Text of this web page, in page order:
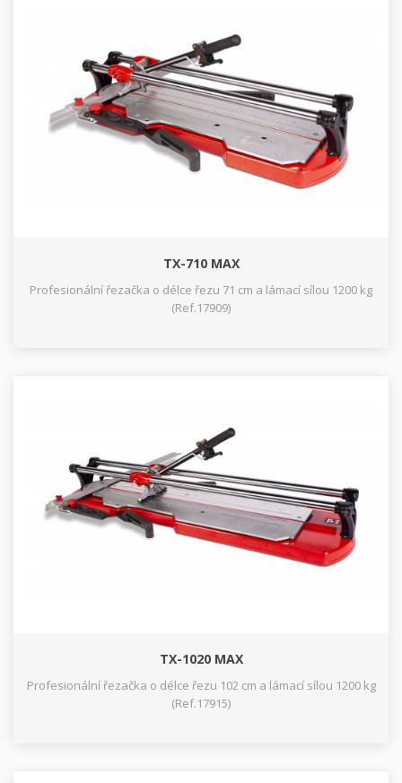
TX-710 MAX
Profesionální řezačka o délce řezu 71 cm a lámací sílou 1200 kg
(Ref.17909)
TX-1020 MAX
Profesionální řezačka o délce řezu 102 cm a lámací sílou 1200 kg
(Ref.17915)